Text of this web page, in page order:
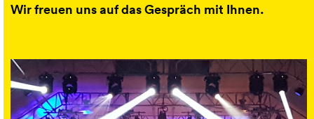
Wir freuen uns auf das Gespräch mit Ihnen.